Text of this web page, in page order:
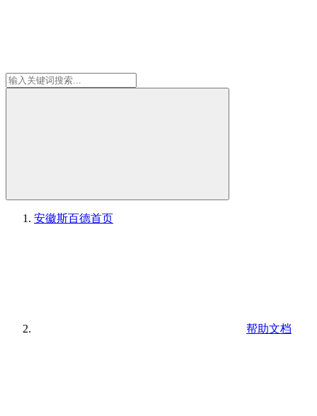
安徽斯百德首页
帮助文档